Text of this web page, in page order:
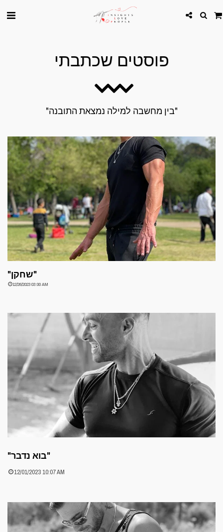
פוסטים שכתבתי
"בין מחשבה למילה נמצאת התובנה"
"שחקן"
12/26/2023 03:00 AM
"בוא נדבר"
12/01/2023 10:07 AM